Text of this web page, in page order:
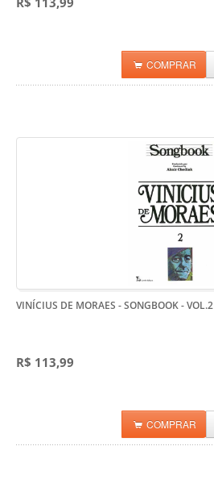
COMPRAR
VINÍCIUS DE MORAES - SONGBOOK - VOL.2
R$ 113,99
COMPRAR